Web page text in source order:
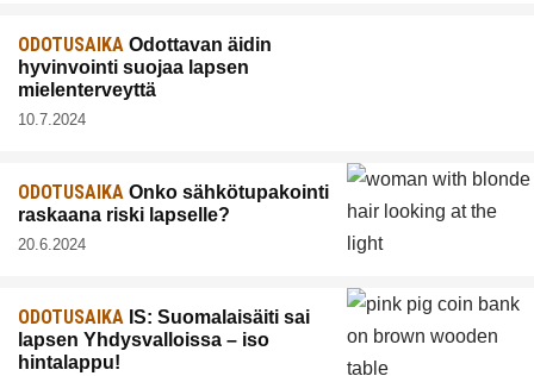
ODOTUSAIKA Odottavan äidin
hyvinvointi suojaa lapsen
mielenterveyttä
10.7.2024
ODOTUSAIKA Onko sähkötupakointi
raskaana riski lapselle?
20.6.2024
ODOTUSAIKA IS: Suomalaisäiti sai
lapsen Yhdysvalloissa – iso
hintalappu!